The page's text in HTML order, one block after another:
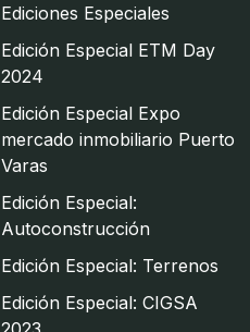
Ediciones Especiales
Edición Especial ETM Day
2024
Edición Especial Expo
mercado inmobiliario Puerto
Varas
Edición Especial:
Autoconstrucción
Edición Especial: Terrenos
Edición Especial: CIGSA